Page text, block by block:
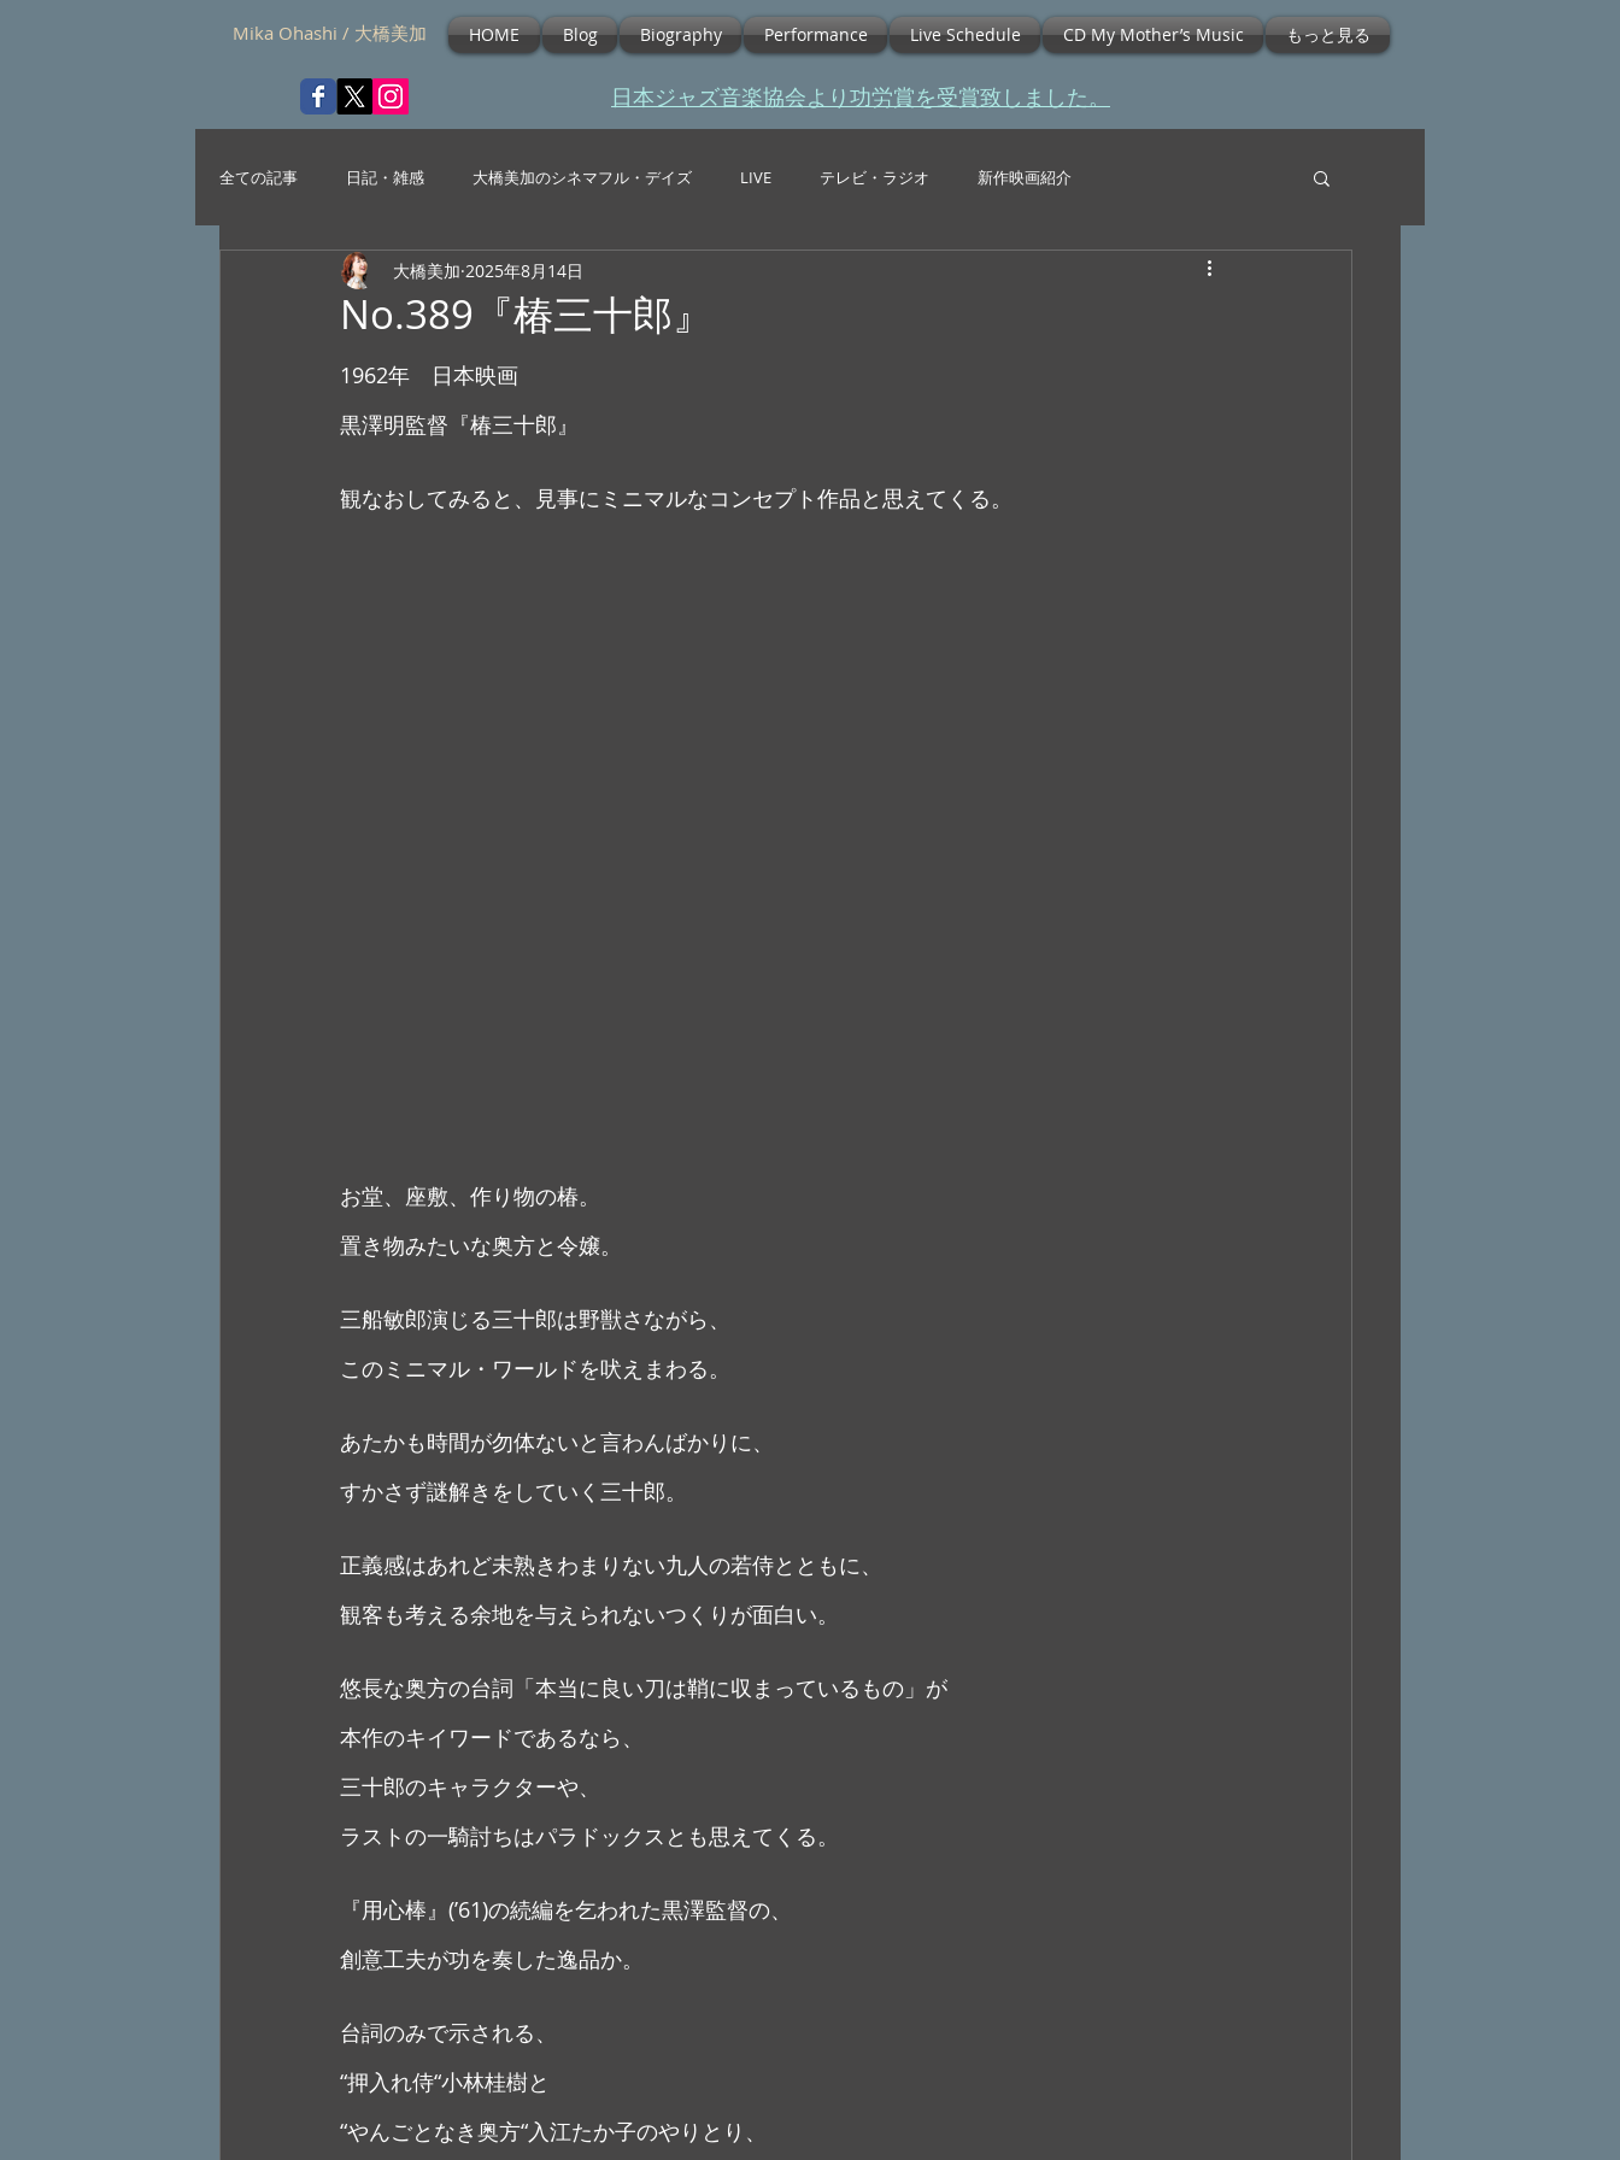
Mika Ohashi / 大橋美加 HOME Blog Biography Performance Live Schedule CD My Mother’s Music もっと見る
​日本ジャズ音楽協会より功労賞を受賞致しました。
全ての記事 日記・雑感 大橋美加のシネマフル・デイズ LIVE テレビ・ラジオ 新作映画紹介
No.389『椿三十郎』
大橋美加 2025年8月14日
1962年　日本映画
黒澤明監督『椿三十郎』
観なおしてみると、見事にミニマルなコンセプト作品と思えてくる。
お堂、座敷、作り物の椿。
置き物みたいな奥方と令嬢。
三船敏郎演じる三十郎は野獣さながら、
このミニマル・ワールドを吠えまわる。
あたかも時間が勿体ないと言わんばかりに、
すかさず謎解きをしていく三十郎。
正義感はあれど未熟きわまりない九人の若侍とともに、
観客も考える余地を与えられないつくりが面白い。
悠長な奥方の台詞「本当に良い刀は鞘に収まっているもの」が
本作のキイワードであるなら、
三十郎のキャラクターや、
ラストの一騎討ちはパラドックスとも思えてくる。
『用心棒』(’61)の続編を乞われた黒澤監督の、
創意工夫が功を奏した逸品か。
台詞のみで示される、
“押入れ侍“小林桂樹と
“やんごとなき奥方“入江たか子のやりとり、